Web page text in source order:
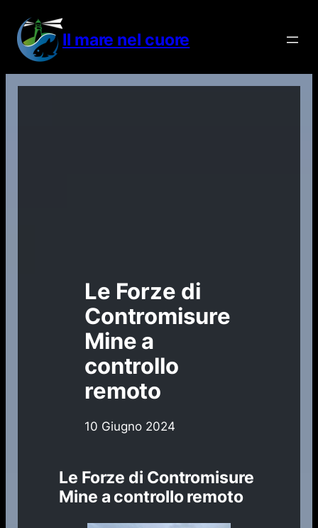
contenuto
Il mare nel cuore
Le Forze di
Contromisure
Mine a
controllo
remoto
10 Giugno 2024
Le Forze di Contromisure
Mine a controllo remoto